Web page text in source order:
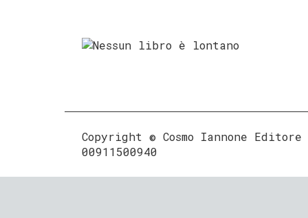
Copyright © Cosmo Iannone
00911500940